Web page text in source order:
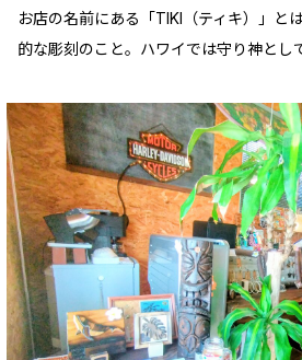
お店の名前にある「TIKI（ティキ）」と
的な彫刻のこと。ハワイでは守り神とし